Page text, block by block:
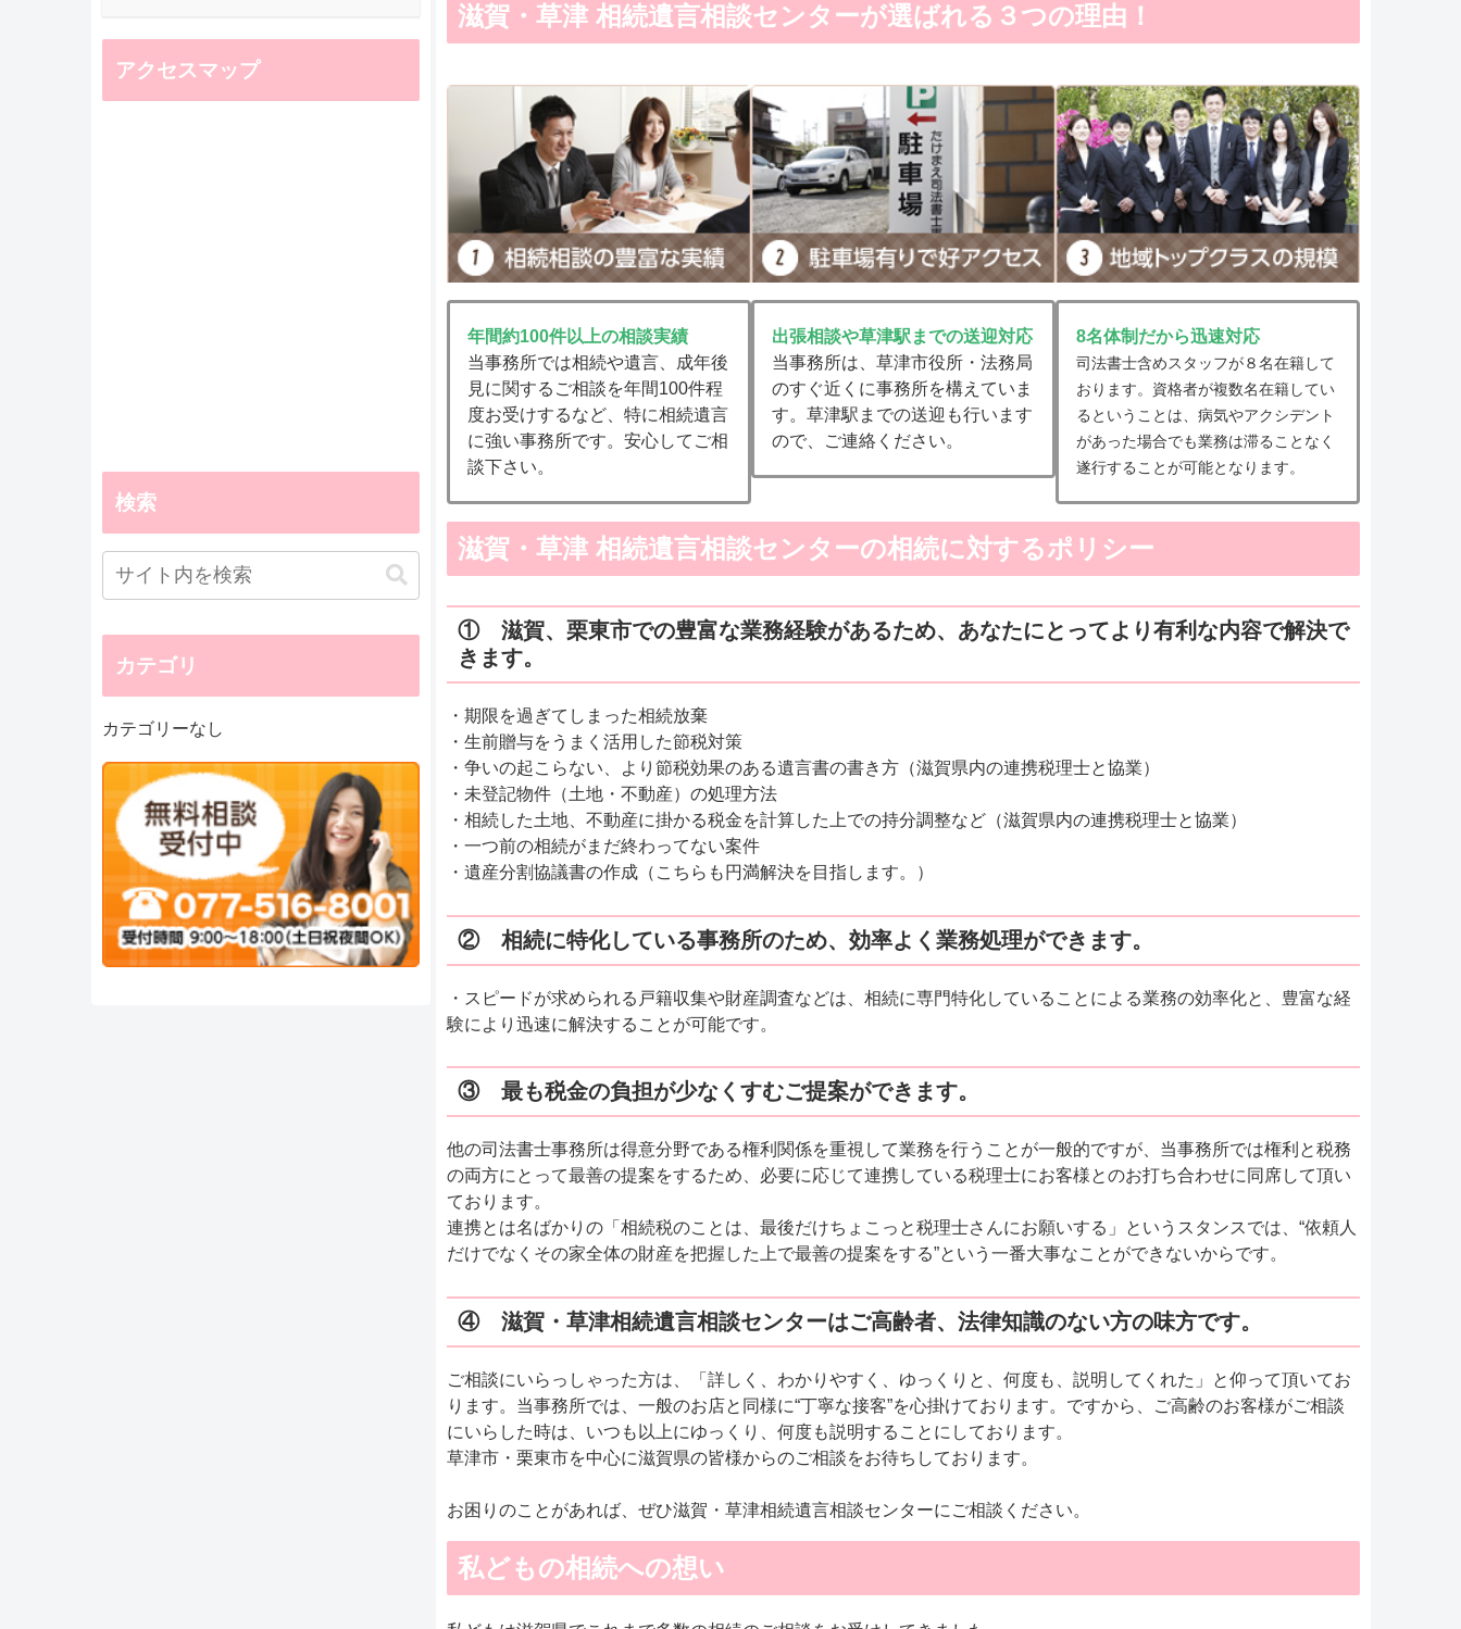
滋賀・草津 相続遺言相談センターが選ばれる３つの理由！
年間約100件以上の相談実績
当事務所では相続や遺言、成年後
見に関するご相談を年間100件程
度お受けするなど、特に相続遺言
に強い事務所です。安心してご相
談下さい。
出張相談や草津駅までの送迎対応
当事務所は、草津市役所・法務局
のすぐ近くに事務所を構えていま
す。草津駅までの送迎も行います
ので、ご連絡ください。
8名体制だから迅速対応
司法書士含めスタッフが８名在籍して
おります。資格者が複数名在籍してい
るということは、病気やアクシデント
があった場合でも業務は滞ることなく
遂行することが可能となります。
滋賀・草津 相続遺言相談センターの相続に対するポリシー
① 滋賀、栗東市での豊富な業務経験があるため、あなたにとってより有利な内容で解決で
きます。
・期限を過ぎてしまった相続放棄
・生前贈与をうまく活用した節税対策
・争いの起こらない、より節税効果のある遺言書の書き方（滋賀県内の連携税理士と協業）
・未登記物件（土地・不動産）の処理方法
・相続した土地、不動産に掛かる税金を計算した上での持分調整など（滋賀県内の連携税理士と協業）
・一つ前の相続がまだ終わってない案件
・遺産分割協議書の作成（こちらも円満解決を目指します。）
② 相続に特化している事務所のため、効率よく業務処理ができます。
・スピードが求められる戸籍収集や財産調査などは、相続に専門特化していることによる業務の効率化と、豊富な経
験により迅速に解決することが可能です。
③ 最も税金の負担が少なくすむご提案ができます。
他の司法書士事務所は得意分野である権利関係を重視して業務を行うことが一般的ですが、当事務所では権利と税務
の両方にとって最善の提案をするため、必要に応じて連携している税理士にお客様とのお打ち合わせに同席して頂い
ております。
連携とは名ばかりの「相続税のことは、最後だけちょこっと税理士さんにお願いする」というスタンスでは、“依頼人
だけでなくその家全体の財産を把握した上で最善の提案をする”という一番大事なことができないからです。
④ 滋賀・草津相続遺言相談センターはご高齢者、法律知識のない方の味方です。
ご相談にいらっしゃった方は、「詳しく、わかりやすく、ゆっくりと、何度も、説明してくれた」と仰って頂いてお
ります。当事務所では、一般のお店と同様に“丁寧な接客”を心掛けております。ですから、ご高齢のお客様がご相談
にいらした時は、いつも以上にゆっくり、何度も説明することにしております。
草津市・栗東市を中心に滋賀県の皆様からのご相談をお待ちしております。
お困りのことがあれば、ぜひ滋賀・草津相続遺言相談センターにご相談ください。
私どもの相続への想い
アクセスマップ
検索
カテゴリ
カテゴリーなし